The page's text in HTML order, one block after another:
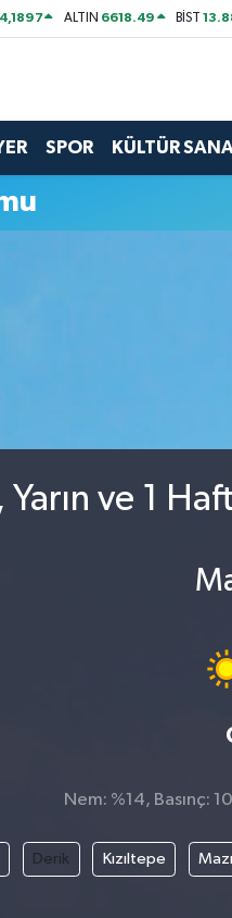
ALTIN 6618.49 BİST
SPOR KÜLTÜR
Yarın ve 1
Nem: %14, Basınç:
Derik Kızıltepe